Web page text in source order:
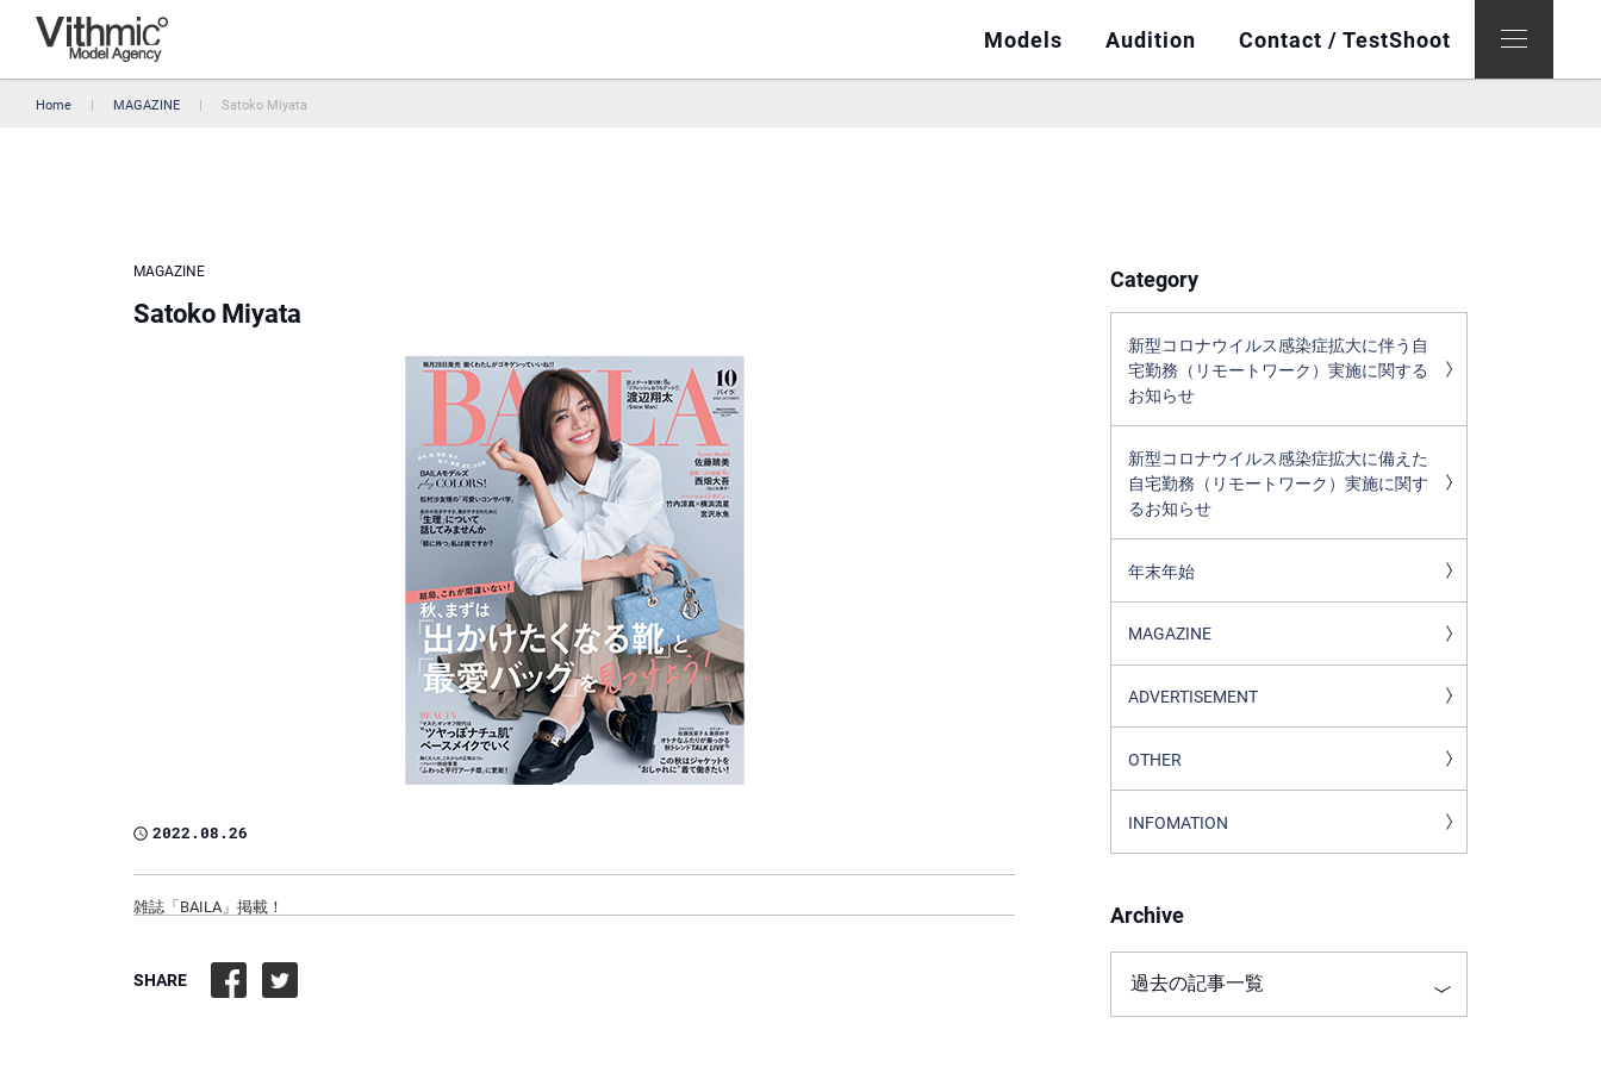
Models Audition Contact / TestShoot
Home MAGAZINE Satoko Miyata
MAGAZINE
Satoko Miyata
2022.08.26
雑誌「BAILA」掲載！
SHARE
Category
新型コロナウイルス感染症拡大に伴う自
宅勤務（リモートワーク）実施に関する
お知らせ
新型コロナウイルス感染症拡大に備えた
自宅勤務（リモートワーク）実施に関す
るお知らせ
年末年始
MAGAZINE
ADVERTISEMENT
OTHER
INFOMATION
Archive